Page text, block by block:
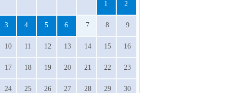
1 2
3 4 5 6 7 8 9
10 11 12 13 14 15 16
17 18 19 20 21 22 23
24 25 26 27 28 29 30